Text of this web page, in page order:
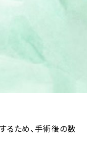
るため、手術後の数